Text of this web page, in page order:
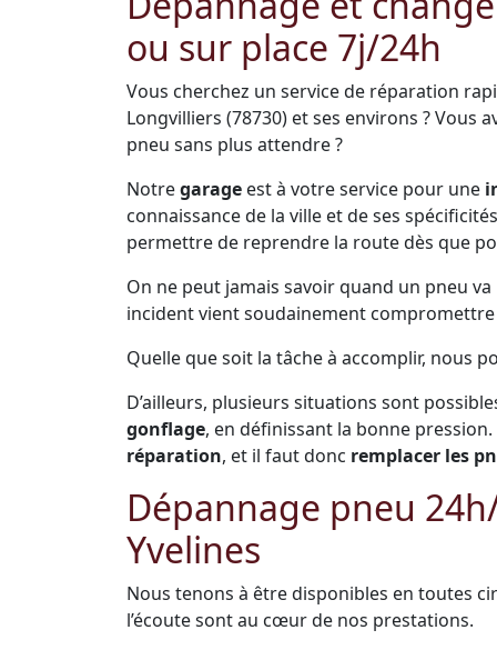
ou sur place 7j/24h
Vous cherchez un service de réparation
Longvilliers (78730) et ses environs ? Vous
pneu sans plus attendre ?
Notregarage est à votre service pour une
connaissance de la ville et de ses
permettre de reprendre la route dès que
On ne peut jamais savoir quand un pneu
incident vient soudainement
Quelle que soit la tâche à accomplir, nous
D’ailleurs, plusieurs situations sont
gonflage, en définissant la bonne
réparation, et il faut donc remplacer les
Dépannage pneu
Yvelines
Nous tenons à être disponibles en toutes
l’écoute sont au cœur de nos prestations.